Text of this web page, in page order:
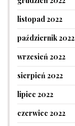
listopad 2022
październik 2022
wrzesień 2022
sierpień 2022
lipiec 2022
czerwiec 2022